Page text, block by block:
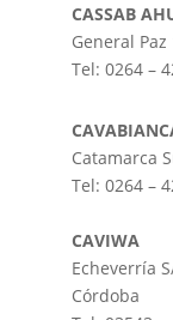
CASSAB
General Paz
Tel: 0264 –
Catamarca
Tel: 0264 –
CAVIWA
Echeverría
Córdoba